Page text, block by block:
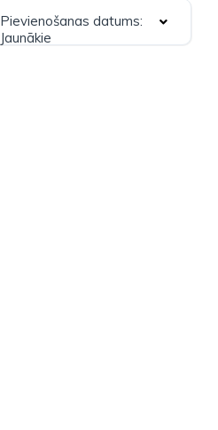
Pievienošanas datums:
Jaunākie